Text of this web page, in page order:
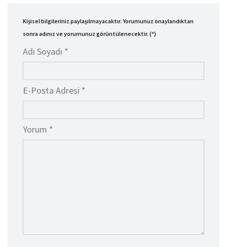
Kişisel bilgileriniz paylaşılmayacaktır. Yorumunuz onaylandıktan
sonra adınız ve yorumunuz görüntülenecektir. (*)
Adı Soyadı *
E-Posta Adresi *
Yorum *